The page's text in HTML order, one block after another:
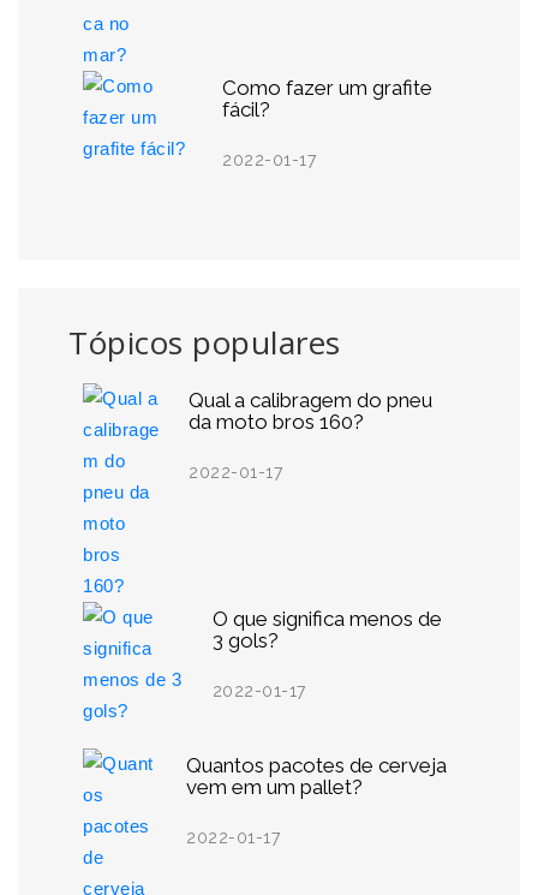
Como fazer um grafite
fácil?
2022-01-17
Tópicos populares
Qual a calibragem do pneu
da moto bros 160?
2022-01-17
O que significa menos de
3 gols?
2022-01-17
Quantos pacotes de cerveja
vem em um pallet?
2022-01-17